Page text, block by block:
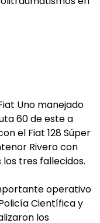
Uno manejado
60 de este a
el Fiat 128 Súper
Rivero con
tres fallecidos.
operativo
Científica y
los